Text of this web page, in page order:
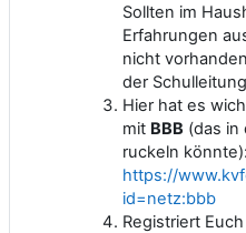
Sollten im
Erfahrungen
nicht
der
Hier hat es
mit BBB (das in
ruckeln könnte):
https://
id=netz:bbb
Registriert